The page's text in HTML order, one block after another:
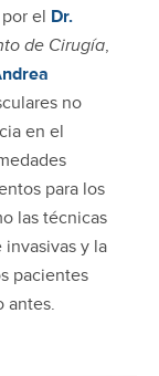
el Dr.
de Cirugía,
no
en el
para los
las técnicas
y la
pacientes
antes.